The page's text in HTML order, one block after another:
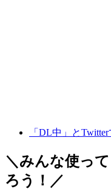
「DL中」と
＼みんな使って
ろう！／